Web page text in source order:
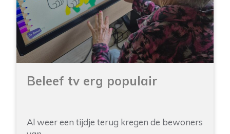
Beleef tv erg populair
Al weer een tijdje terug kregen de bewoners